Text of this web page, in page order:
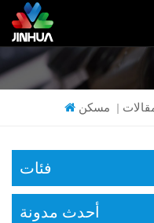
مسكن |
فئات
أحدث مدونة